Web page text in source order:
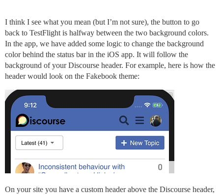
I think I see what you mean (but I’m not sure), the button to go
back to TestFlight is halfway between the two background colors.
In the app, we have added some logic to change the background
color behind the status bar in the iOS app. It will follow the
background of your Discourse header. For example, here is how the
header would look on the Fakebook theme:
On your site you have a custom header above the Discourse header,